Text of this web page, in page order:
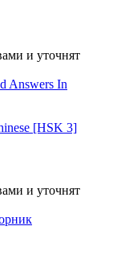
и уточнят
[HSK 3]
и уточнят